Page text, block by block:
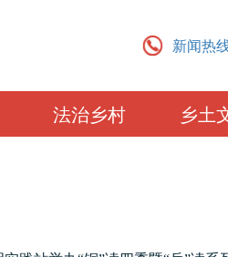
新闻热
法治乡村 乡土